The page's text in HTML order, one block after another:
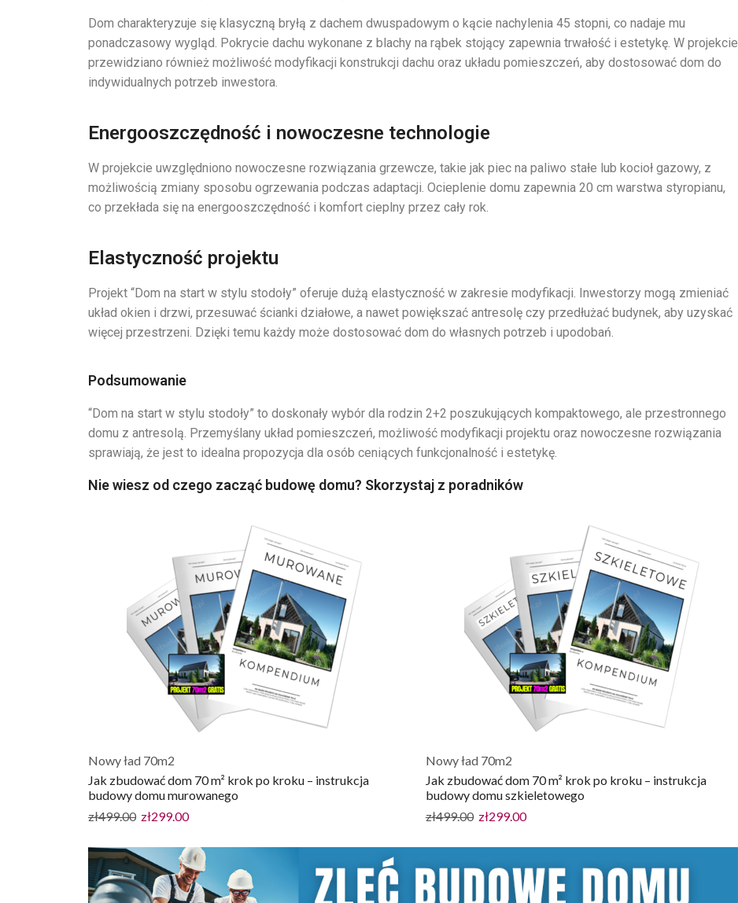
Dom charakteryzuje się klasyczną bryłą z dachem dwuspadowym o kącie nachylenia 45 stopni, co nadaje mu
ponadczasowy wygląd. Pokrycie dachu wykonane z blachy na rąbek stojący zapewnia trwałość i estetykę. W projekcie
przewidziano również możliwość modyfikacji konstrukcji dachu oraz układu pomieszczeń, aby dostosować dom do
indywidualnych potrzeb inwestora.
Energooszczędność i nowoczesne technologie
W projekcie uwzględniono nowoczesne rozwiązania grzewcze, takie jak piec na paliwo stałe lub kocioł gazowy, z
możliwością zmiany sposobu ogrzewania podczas adaptacji. Ocieplenie domu zapewnia 20 cm warstwa styropianu,
co przekłada się na energooszczędność i komfort cieplny przez cały rok.
Elastyczność projektu
Projekt “Dom na start w stylu stodoły” oferuje dużą elastyczność w zakresie modyfikacji. Inwestorzy mogą zmieniać
układ okien i drzwi, przesuwać ścianki działowe, a nawet powiększać antresolę czy przedłużać budynek, aby uzyskać
więcej przestrzeni. Dzięki temu każdy może dostosować dom do własnych potrzeb i upodobań.
Podsumowanie
“Dom na start w stylu stodoły” to doskonały wybór dla rodzin 2+2 poszukujących kompaktowego, ale przestronnego
domu z antresolą. Przemyślany układ pomieszczeń, możliwość modyfikacji projektu oraz nowoczesne rozwiązania
sprawiają, że jest to idealna propozycja dla osób ceniących funkcjonalność i estetykę.
Nie wiesz od czego zacząć budowę domu? Skorzystaj z poradników
Nowy ład 70m2
Jak zbudować dom 70 m² krok po kroku – instrukcja
budowy domu murowanego
zł499.00 zł299.00
Nowy ład 70m2
Jak zbudować dom 70 m² krok po kroku – instrukcja
budowy domu szkieletowego
zł499.00 zł299.00